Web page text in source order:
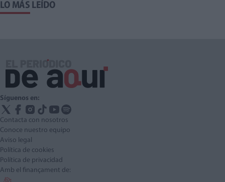
LO MÁS LEÍDO
Síguenos en:
Contacta con nosotros
Conoce nuestro equipo
Aviso legal
Política de cookies
Política de privacidad
Amb el finançament de: